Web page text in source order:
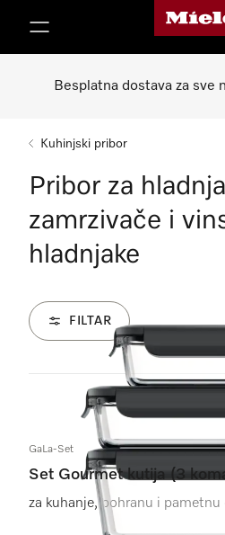
Miele
Besplatna dostava za sve
Kuhinjski pribor
Pribor za
zamrzivače i
hladnjake
FILTAR
GaLa-Set
Set Gourmet kutija (3
za kuhanje, pohranu i pametnu